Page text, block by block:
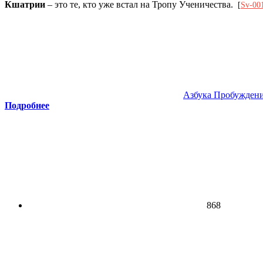
Кшатрии – это те, кто уже встал на Тропу Ученичества. [Sv-001
Азбука
Подробнее
868